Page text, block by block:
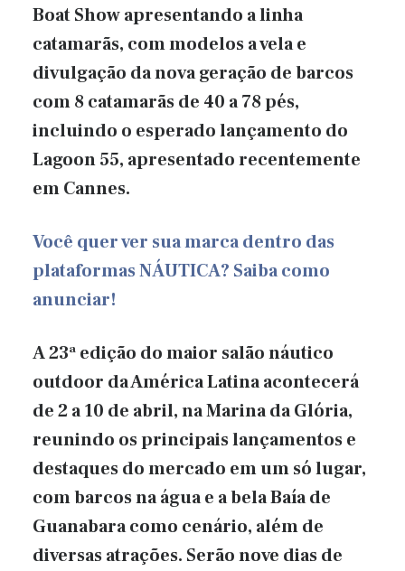
Boat Show apresentando a linha
catamarãs, com modelos a vela e
divulgação da nova geração de barcos
com 8 catamarãs de 40 a 78 pés,
incluindo o esperado lançamento do
Lagoon 55, apresentado recentemente
em Cannes.
Você quer ver sua marca dentro das
plataformas NÁUTICA? Saiba como
anunciar!
A 23ª edição do maior salão náutico
outdoor da América Latina acontecerá
de 2 a 10 de abril, na Marina da Glória,
reunindo os principais lançamentos e
destaques do mercado em um só lugar,
com barcos na água e a bela Baía de
Guanabara como cenário, além de
diversas atrações. Serão nove dias de